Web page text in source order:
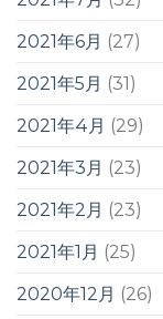
2021年6月 (27)
2021年5月 (31)
2021年4月 (29)
2021年3月 (23)
2021年2月 (23)
2021年1月 (25)
2020年12月 (26)